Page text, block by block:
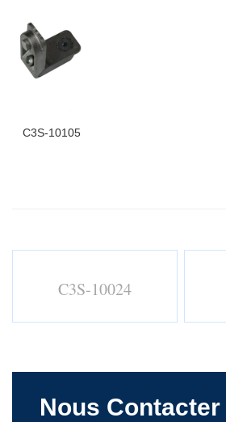
C3S-10105
C3S-10024
Nous Contacter